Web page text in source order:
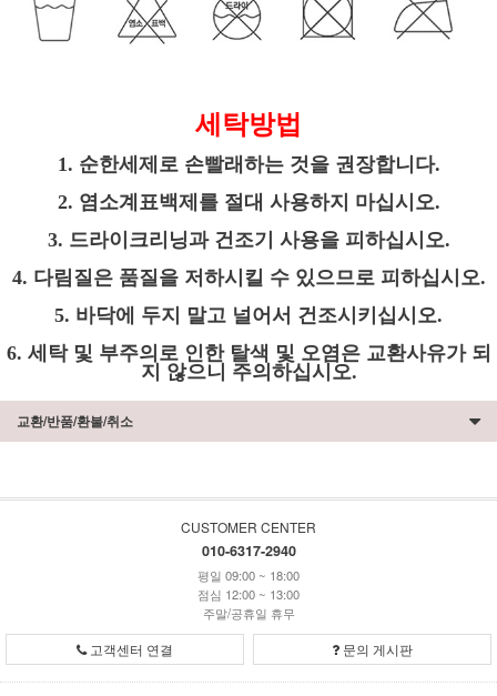
세탁방법
1. 순한세제로 손빨래하는 것을 권장합니다.
2. 염소계표백제를 절대 사용하지 마십시오.
3. 드라이크리닝과 건조기 사용을 피하십시오.
4. 다림질은 품질을 저하시킬 수 있으므로 피하십시오.
5. 바닥에 두지 말고 널어서 건조시키십시오.
6. 세탁 및 부주의로 인한 탈색 및 오염은 교환사유가 되
지 않으니 주의하십시오.
교환/반품/환불/취소
CUSTOMER CENTER
010-6317-2940
평일 09:00 ~ 18:00
점심 12:00 ~ 13:00
주말/공휴일 휴무
고객센터 연결 문의 게시판